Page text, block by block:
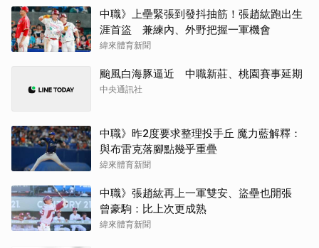
中職》上壘緊張到發抖抽筋！張趙紘跑出生
涯首盜 兼練內、外野把握一軍機會
緯來體育新聞
颱風白海豚逼近 中職新莊、桃園賽事延期
中央通訊社
中職》昨2度要求整理投手丘 魔力藍解釋：
與布雷克落腳點幾乎重疊
緯來體育新聞
中職》張趙紘再上一軍雙安、盜壘也開張
曾豪駒：比上次更成熟
緯來體育新聞